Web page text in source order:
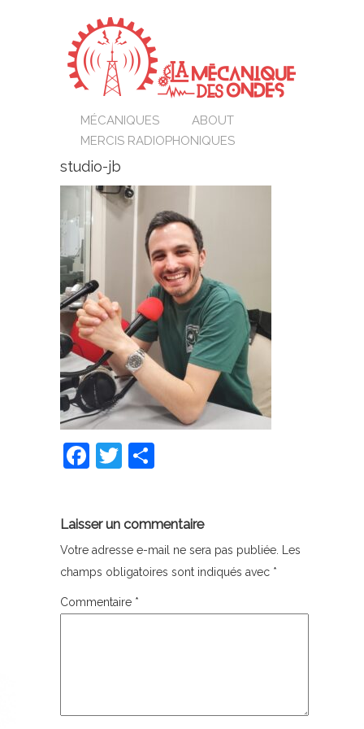
MÉCANIQUES
ABOUT
MERCIS RADIOPHONIQUES
studio-jb
Facebook
Twitter
Laisser un commentaire
Votre adresse e-mail ne sera pas publiée.
Les
champs obligatoires sont indiqués avec *
Commentaire *